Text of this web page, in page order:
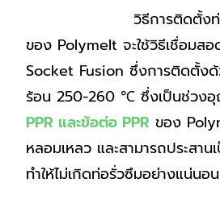
วิธีการติดตั้งท่อ
ของ Polymelt จะใช้วิธีเชื่อมสอ
Socket Fusion ซึ่งการติดตั้งด้
ร้อน 250-260 ℃ ซึ่งเป็นช่วง
PPR และข้อต่อ PPR ของ
หลอมเหลว และสามารถประสาน
ทำให้ไม่เกิดท่อรั่วซึมอย่างแน่นอน